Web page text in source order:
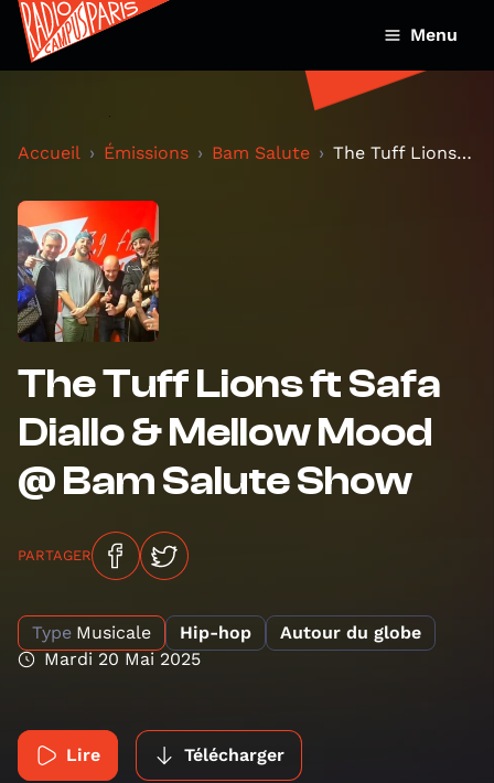
Menu
Accueil Émissions Bam Salute The Tuff Lions ft Safa Diallo & Mellow Mood @ Bam...
The Tuff Lions ft Safa
Diallo & Mellow Mood
@ Bam Salute Show
PARTAGER
Type Musicale Hip-hop
Autour du globe
Mardi 20 Mai 2025
Lire Télécharger